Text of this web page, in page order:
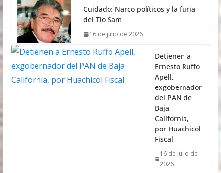
Cuidado: Narco políticos y la furia
del Tío Sam
16 de julio de 2026
Detienen a
Ernesto Ruffo
Apell,
exgobernador
del PAN de
Baja
California,
por Huachicol
Fiscal
16 de julio de
2026